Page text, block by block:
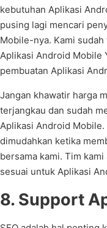
kebutuhan Aplikasi
pusing lagi mencari
Mobile-nya. Kami
Aplikasi Android Mobile
pembuatan Aplikasi
Jangan khawatir harga
terjangkau dan sudah
Aplikasi Android
dimudahkan ketika
bersama kami. Tim
sesuai untuk Aplikasi
8. Support